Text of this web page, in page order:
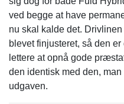
ved begge at have
nu skal kalde det.
blevet finjusteret, så den
lettere at opnå gode
den identisk med den,
udgaven.